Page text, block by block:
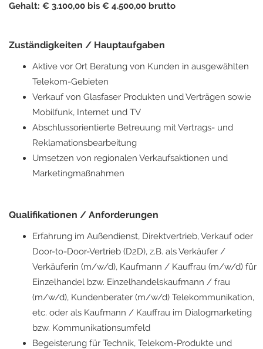
Gehalt: € 3.100,00 bis € 4.500,00 brutto
Zuständigkeiten / Hauptaufgaben
Aktive vor Ort Beratung von Kunden in ausgewählten
Telekom-Gebieten
Verkauf von Glasfaser Produkten und Verträgen sowie
Mobilfunk, Internet und TV
Abschlussorientierte Betreuung mit Vertrags- und
Reklamationsbearbeitung
Umsetzen von regionalen Verkaufsaktionen und
Marketingmaßnahmen
Qualifikationen / Anforderungen
Erfahrung im Außendienst, Direktvertrieb, Verkauf oder
Door-to-Door-Vertrieb (D2D), z.B. als Verkäufer /
Verkäuferin (m/w/d), Kaufmann / Kauffrau (m/w/d) für
Einzelhandel bzw. Einzelhandelskaufmann / frau
(m/w/d), Kundenberater (m/w/d) Telekommunikation,
etc. oder als Kaufmann / Kauffrau im Dialogmarketing
bzw. Kommunikationsumfeld
Begeisterung für Technik, Telekom-Produkte und